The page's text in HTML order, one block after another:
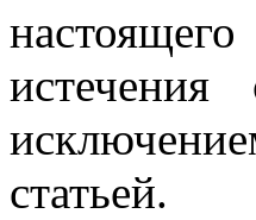
статьей.